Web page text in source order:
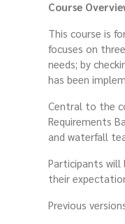
Course
This course is
focuses on
needs; by
has been
Central to the
Requirements
and waterfall
Participants
their
Previous